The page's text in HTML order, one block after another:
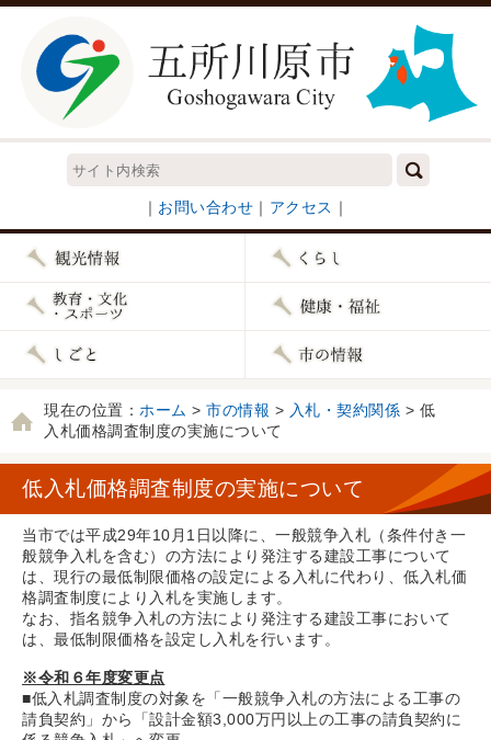
｜ お問い合わせ ｜ アクセス ｜
現在の位置： ホーム > 市の情報 > 入札・契約関係 > 低
入札価格調査制度の実施について
低入札価格調査制度の実施について
当市では平成29年10月1日以降に、 一般競争入札（条件付き一
般競争入札を含む）の方法により発注する建設工事について
は、現行の最低制限価格の設定による入札に代わり、低入札価
格調査制度により入札を実施します。
なお、指名競争入札の方法により発注する建設工事において
は、最低制限価格を設定し入札を行います。
※令和６年度変更点
■低入札調査制度の対象を「一般競争入札の方法による工事の
請負契約」から「設計金額3,000万円以上の工事の請負契約に